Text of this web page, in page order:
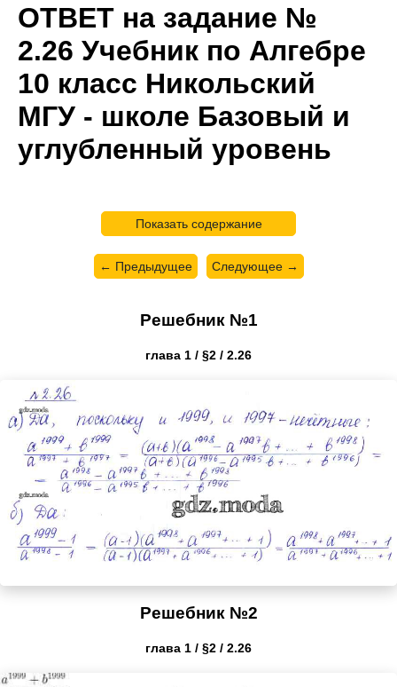
ОТВЕТ на задание №
2.26 Учебник по Алгебре
10 класс Никольский
МГУ - школе Базовый и
углубленный уровень
Показать содержание
← Предыдущее Следующее →
Решебник №1
глава 1 / §2 / 2.26
Решебник №2
глава 1 / §2 / 2.26